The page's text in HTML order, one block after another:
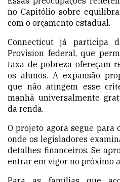
no Capitólio sobre
com o orçamento estadual.
Connecticut já participa
Provision federal, que
taxa de pobreza ofereçam
os alunos. A expansão
que não atingem esse
manhã universalmente
da renda.
O projeto agora segue para
onde os legisladores
detalhes financeiros. Se
entrar em vigor no próximo